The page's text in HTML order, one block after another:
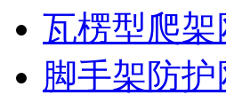
瓦楞型爬架
脚手架防护